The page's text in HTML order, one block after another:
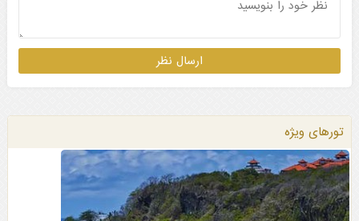
تورهای ویژه